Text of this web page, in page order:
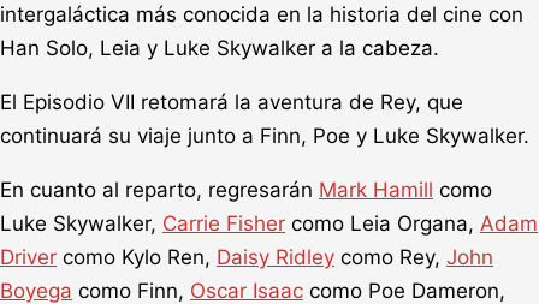
intergaláctica más conocida en la historia del cine con
Han Solo, Leia y Luke Skywalker a la cabeza.
El Episodio VII retomará la aventura de Rey, que
continuará su viaje junto a Finn, Poe y Luke Skywalker.
En cuanto al reparto, regresarán Mark Hamill como
Luke Skywalker, Carrie Fisher como Leia Organa, Adam
Driver como Kylo Ren, Daisy Ridley como Rey, John
Boyega como Finn, Oscar Isaac como Poe Dameron,